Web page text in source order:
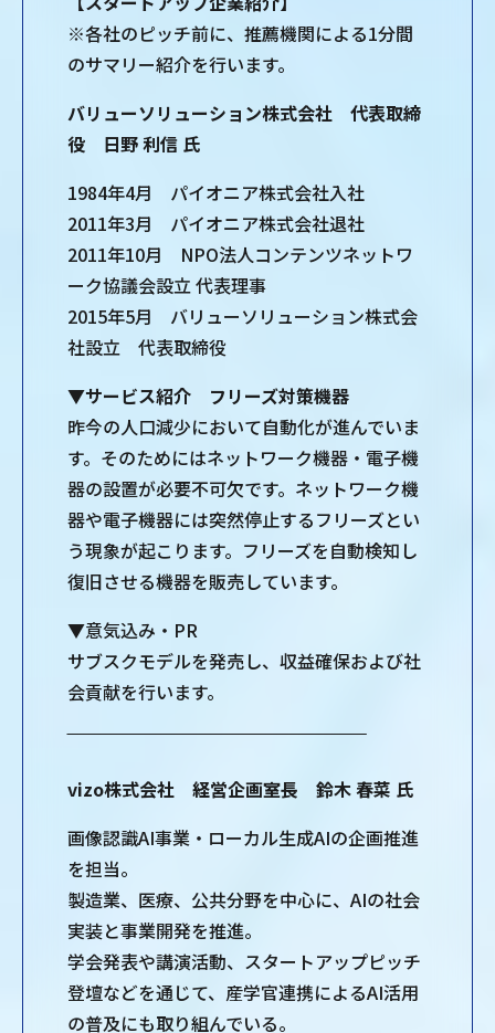
※各社のピッチ前に、推薦機関による1分間
のサマリー紹介を行います。
バリューソリューション株式会社 代表取締
役 日野 利信 氏
1984年4月 パイオニア株式会社入社
2011年3月 パイオニア株式会社退社
2011年10月 NPO法人コンテンツネットワ
ーク協議会設立 代表理事
2015年5月 バリューソリューション株式会
社設立 代表取締役
▼サービス紹介 フリーズ対策機器
昨今の人口減少において自動化が進んでいま
す。そのためにはネットワーク機器・電子機
器の設置が必要不可欠です。ネットワーク機
器や電子機器には突然停止するフリーズとい
う現象が起こります。フリーズを自動検知し
復旧させる機器を販売しています。
▼意気込み・PR
サブスクモデルを発売し、収益確保および社
会貢献を行います。
‾‾‾‾‾‾‾‾‾‾‾‾‾‾‾‾‾‾‾‾‾‾‾‾‾‾‾‾‾‾‾‾‾‾‾‾‾‾‾‾‾‾‾‾‾‾‾‾‾‾‾‾‾‾
vizo株式会社 経営企画室長 鈴木 春菜 氏
画像認識AI事業・ローカル生成AIの企画推進
を担当。
製造業、医療、公共分野を中心に、AIの社会
実装と事業開発を推進。
学会発表や講演活動、スタートアップピッチ
登壇などを通じて、産学官連携によるAI活用
の普及にも取り組んでいる。